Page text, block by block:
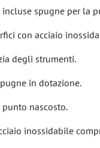
spugne per la
con acciaio
degli strumenti.
in dotazione.
nascosto.
inossidabile